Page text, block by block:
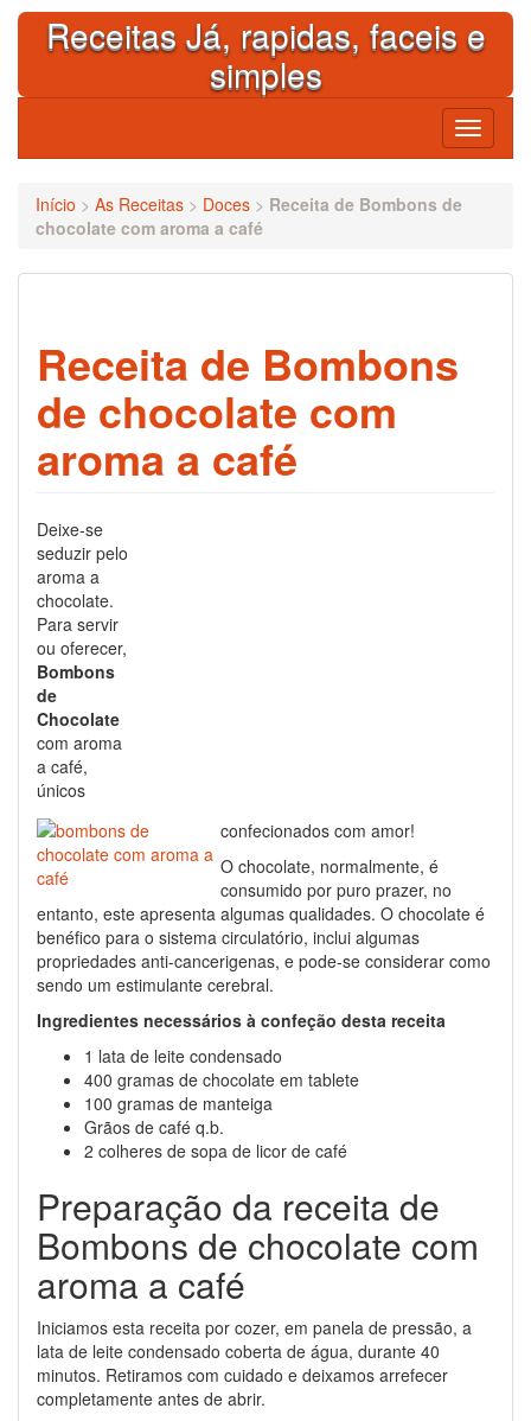
Skip
contentReceitas Já, rapidas, faceis e
simples
Toggle
Início > As Receitas > Doces > Receita de Bombons de
chocolate com aroma a café
Receita de Bombons
de chocolate com
aroma a café
Deixe-se
seduzir pelo
aroma a
chocolate.
Para servir
ou oferecer,
Bombons
de
Chocolate
com aroma
a café,
únicos
confecionados com amor!
O chocolate, normalmente, é
consumido por puro prazer, no
entanto, este apresenta algumas qualidades. O chocolate é
benéfico para o sistema circulatório, inclui algumas
propriedades anti-cancerigenas, e pode-se considerar como
sendo um estimulante cerebral.
Ingredientes necessários à confeção desta receita
1 lata de leite condensado
400 gramas de chocolate em tablete
100 gramas de manteiga
Grãos de café q.b.
2 colheres de sopa de licor de café
Preparação da receita de
Bombons de chocolate com
aroma a café
Iniciamos esta receita por cozer, em panela de pressão, a
lata de leite condensado coberta de água, durante 40
minutos. Retiramos com cuidado e deixamos arrefecer
completamente antes de abrir.